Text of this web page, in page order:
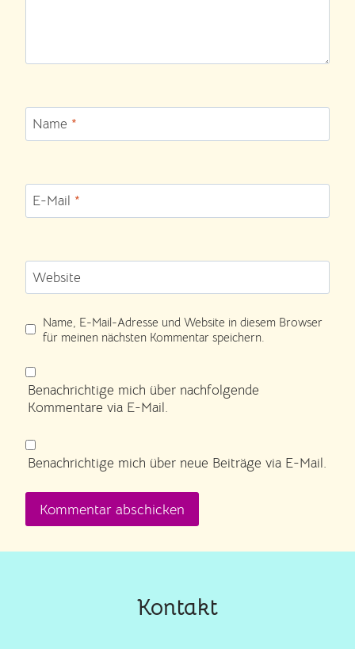
Name *
E-Mail *
Website
Name, E-Mail-Adresse und Website in diesem Browser
für meinen nächsten Kommentar speichern.
Benachrichtige mich über nachfolgende
Kommentare via E-Mail.
Benachrichtige mich über neue Beiträge via E-Mail.
Kontakt